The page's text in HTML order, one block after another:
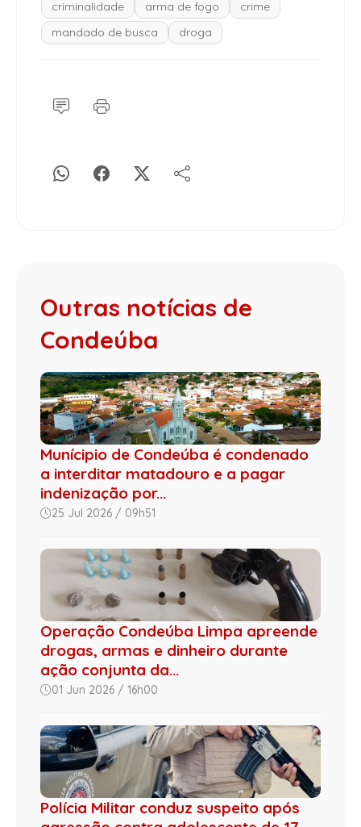
criminalidade
arma de fogo
crime
mandado de busca
droga
Outras notícias de
Condeúba
Munícipio de Condeúba é condenado
a interditar matadouro e a pagar
indenização por...
25 Jul 2026 / 09h51
Operação Condeúba Limpa apreende
drogas, armas e dinheiro durante
ação conjunta da...
01 Jun 2026 / 16h00
Polícia Militar conduz suspeito após